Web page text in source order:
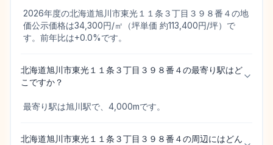
2026年度の北海道旭川市東光１１条３丁目３９８番４の地
価公示価格は34,300円/㎡（坪単価 約113,400円/坪）で
す。前年比は+0.0%です。
北海道旭川市東光１１条３丁目３９８番４の最寄り駅はど
こですか？
最寄り駅は旭川駅で、4,000mです。
北海道旭川市東光１１条３丁目３９８番４の周辺にはどん